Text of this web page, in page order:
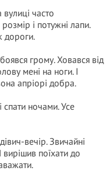
часто
і потужні лапи.
дороги.
грому. Ховався від
мені на ноги. І
апріорі добра.
спати ночами. Усе
вечір. Звичайні
поїхати до